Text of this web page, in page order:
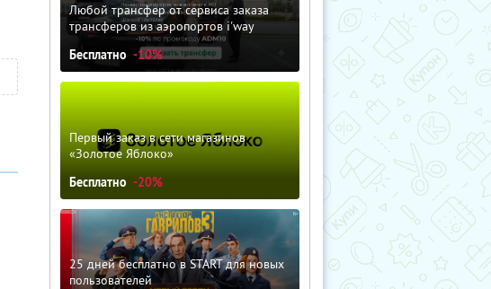
Любой трансфер от сервиса заказа
трансферов из аэропортов i'way
Бесплатно -10%
Первый заказ в сети магазинов
«Золотое Яблоко»
Бесплатно -20%
25 дней бесплатно в START для новых
пользователей